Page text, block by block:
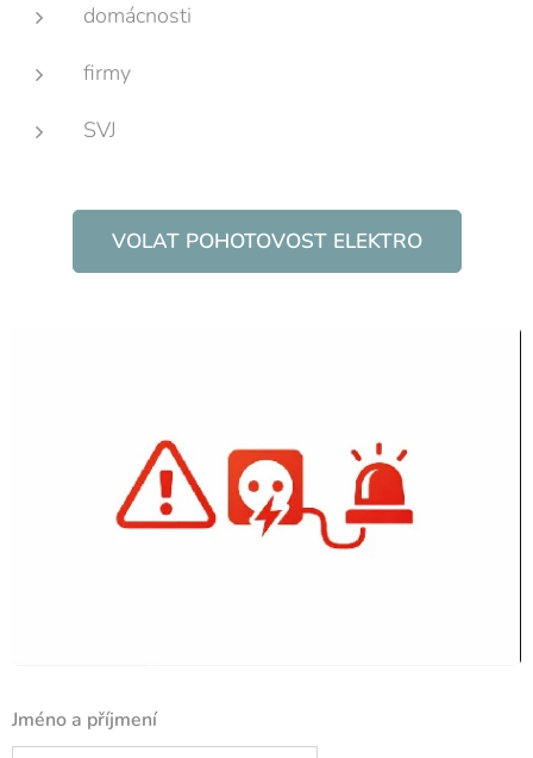
domácnosti
firmy
SVJ
VOLAT POHOTOVOST ELEKTRO
Jméno a příjmení